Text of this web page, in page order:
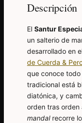
Descripción
El Santur
un salterio de
desarrollado en
de Cuerda &
que conoce
tradicional está
diatónica, y
orden tras orden
mandalrecorre